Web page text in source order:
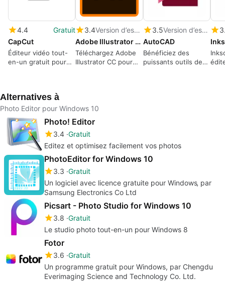
4.4
Gratuit
CapCut
Éditeur vidéo tout-
en-un gratuit pour
3.4
Version d’essai
Adobe Illustrator CC
Téléchargez Adobe
Illustrator CC pour
précision
3.5
Version d’essai
AutoCAD
Bénéficiez des
puissants outils de
Alternatives à
Photo Editor pour Windows 10
Photo! Editor
3.4 Gratuit
Editez et optimisez facilement vos photos
PhotoEditor for Windows 10
3.3 Gratuit
Un logiciel avec licence gratuite pour Windows‚ par
Samsung Electronics Co Ltd
Picsart - Photo Studio for Windows 10
3.8 Gratuit
Le studio photo tout-en-un pour Windows 8
Fotor
3.6 Gratuit
Un programme gratuit pour Windows, par Chengdu
Everimaging Science and Technology Co. Ltd.